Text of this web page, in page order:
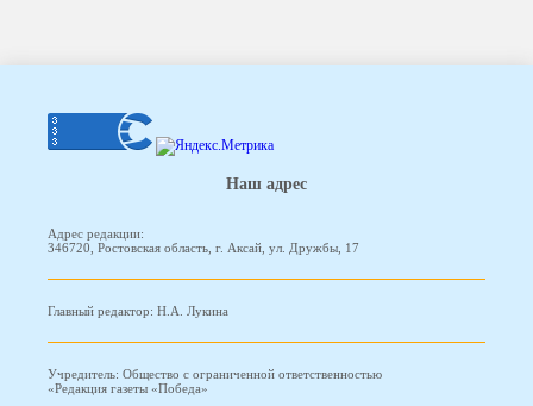
Наш адрес
Адрес редакции:
346720, Ростовская область, г. Аксай, ул. Дружбы, 17
Главный редактор: Н.А. Лукина
Учредитель: Общество с ограниченной ответственностью
«Редакция газеты «Победа»